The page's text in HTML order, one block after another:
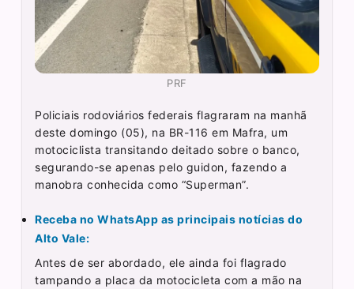
PRF
Policiais rodoviários federais flagraram na manhã
deste domingo (05), na BR-116 em Mafra, um
motociclista transitando deitado sobre o banco,
segurando-se apenas pelo guidon, fazendo a
manobra conhecida como “Superman”.
Receba no WhatsApp as principais notícias do
Alto Vale:
Antes de ser abordado, ele ainda foi flagrado
tampando a placa da motocicleta com a mão na